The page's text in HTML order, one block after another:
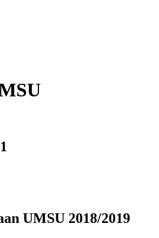
UMSU 2018/2019